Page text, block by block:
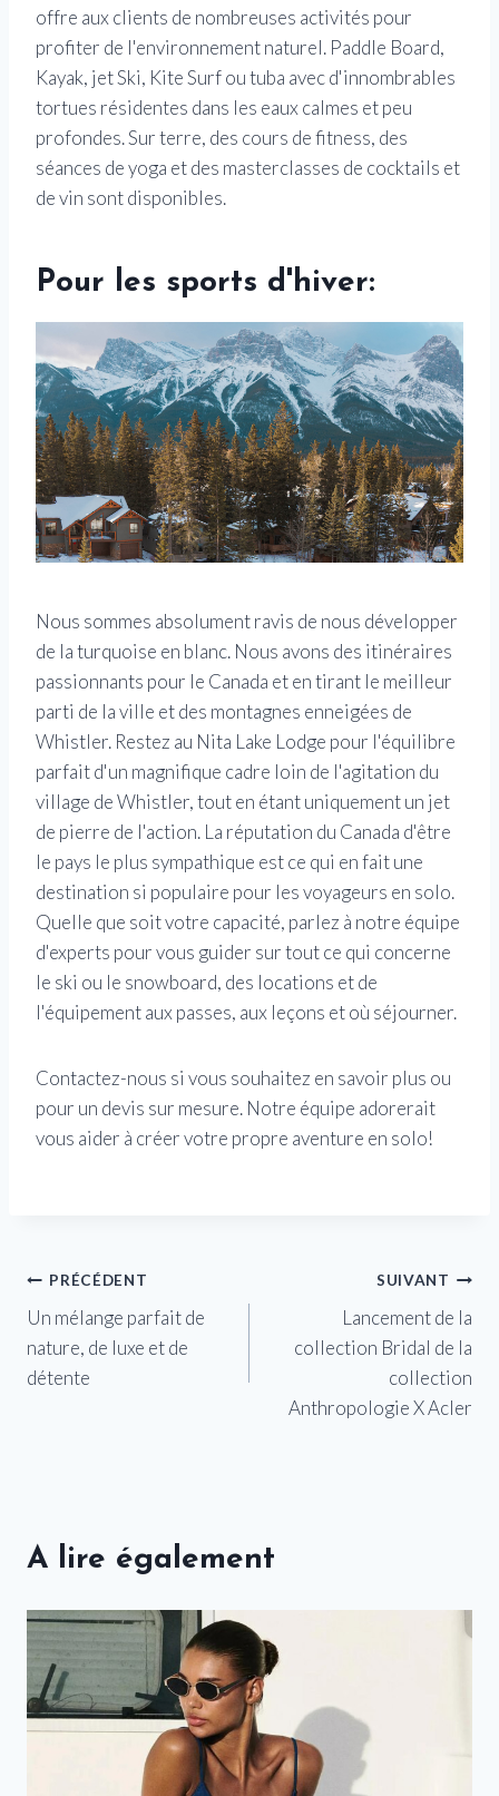
offre aux clients de nombreuses activités pour
profiter de l'environnement naturel. Paddle Board,
Kayak, jet Ski, Kite Surf ou tuba avec d'innombrables
tortues résidentes dans les eaux calmes et peu
profondes. Sur terre, des cours de fitness, des
séances de yoga et des masterclasses de cocktails et
de vin sont disponibles.
Pour les sports d'hiver:
Nous sommes absolument ravis de nous développer
de la turquoise en blanc. Nous avons des itinéraires
passionnants pour le Canada et en tirant le meilleur
parti de la ville et des montagnes enneigées de
Whistler. Restez au Nita Lake Lodge pour l'équilibre
parfait d'un magnifique cadre loin de l'agitation du
village de Whistler, tout en étant uniquement un jet
de pierre de l'action. La réputation du Canada d'être
le pays le plus sympathique est ce qui en fait une
destination si populaire pour les voyageurs en solo.
Quelle que soit votre capacité, parlez à notre équipe
d'experts pour vous guider sur tout ce qui concerne
le ski ou le snowboard, des locations et de
l'équipement aux passes, aux leçons et où séjourner.
Contactez-nous si vous souhaitez en savoir plus ou
pour un devis sur mesure. Notre équipe adorerait
vous aider à créer votre propre aventure en solo!
Navigation
de
l’article
PRÉCÉDENT
Un mélange parfait de
nature, de luxe et de
détente
SUIVANT
Lancement de la
collection Bridal de la
collection
Anthropologie X Acler
A lire également